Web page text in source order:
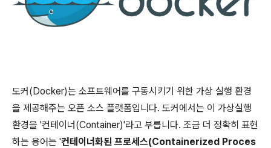
도커(Docker)는 소프트웨어를 구동시키기 위한 가상 실행 환경
을 제공해주는 오픈 소스 플랫폼입니다. 도커에서는 이 가상실행
환경을 '컨테이너(Container)'라고 부릅니다. 조금 더 정확히 표현
하는 용어는 '컨테이너화된 프로세스(Containerized Proces